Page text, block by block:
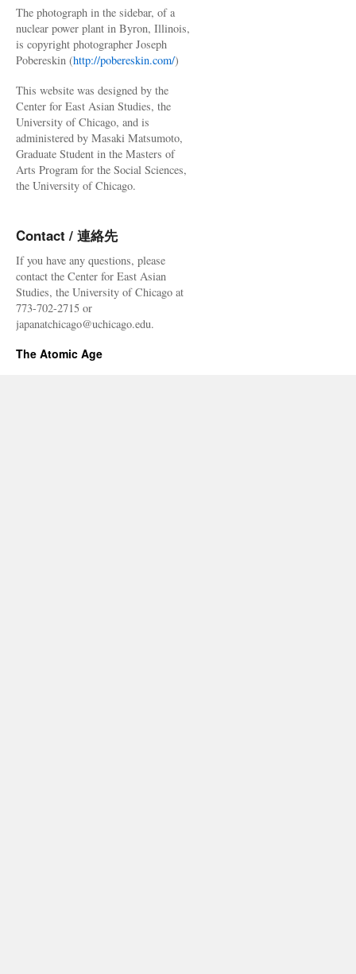
The photograph in the sidebar, of a
nuclear power plant in Byron, Illinois,
is copyright photographer Joseph
Pobereskin (http://pobereskin.com/)
This website was designed by the
Center for East Asian Studies, the
University of Chicago, and is
administered by Masaki Matsumoto,
Graduate Student in the Masters of
Arts Program for the Social Sciences,
the University of Chicago.
Contact / 連絡先
If you have any questions, please
contact the Center for East Asian
Studies, the University of Chicago at
773-702-2715 or
japanatchicago@uchicago.edu.
The Atomic Age